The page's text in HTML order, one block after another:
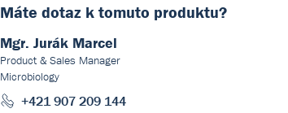
Máte dotaz k tomuto produktu?
Mgr. Jurák Marcel
Product & Sales Manager
Microbiology
+421 907 209 144